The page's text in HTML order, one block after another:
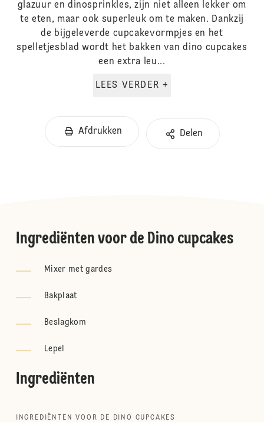
glazuur en dinosprinkles, zijn niet alleen lekker om
te eten, maar ook superleuk om te maken. Dankzij
de bijgeleverde cupcakevormpjes en het
spelletjesblad wordt het bakken van dino cupcakes
een extra leu...
LEES VERDER +
Afdrukken Delen
Ingrediënten voor de Dino cupcakes
Mixer met gardes
Bakplaat
Beslagkom
Lepel
Ingrediënten
INGREDIËNTEN VOOR DE DINO CUPCAKES